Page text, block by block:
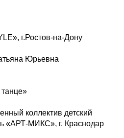
г.Ростов-на-Дону
Юрьевна
танце»
коллектив детский
«АРТ-МИКС», г. Краснодар